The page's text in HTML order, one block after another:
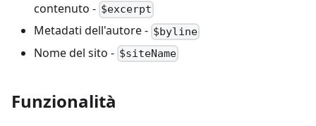
contenuto - $excerpt
Metadati dell'autore - $byline
Nome del sito - $siteName
Funzionalità